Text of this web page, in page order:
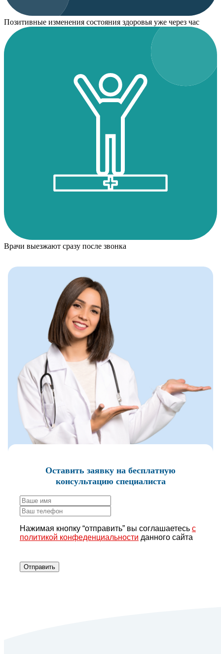
Позитивные изменения состояния здоровья уже через час
Врачи выезжают сразу после звонка
Оставить заявку на бесплатную
консультацию специалиста
Нажимая кнопку “отправить” вы соглашаетесь с
политикой конфеденциальности данного сайта
Отправить